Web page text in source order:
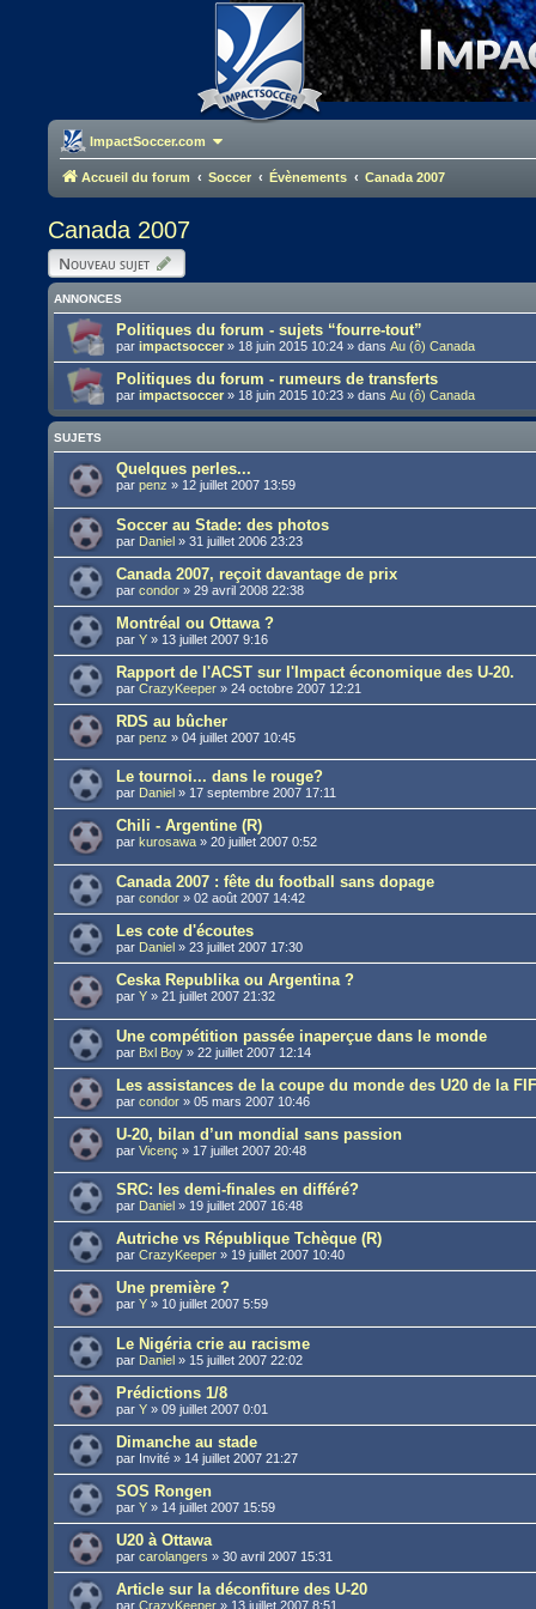
ImpactSoccer.com
Accueil du forum Soccer Évènements Canada 2007
Canada 2007
Nouveau sujet
ANNONCES
Politiques du forum - sujets “fourre-tout”
parimpactsoccer » 18 juin 2015 10:24 » dansAu (ô) Canada
Politiques du forum - rumeurs de transferts
parimpactsoccer » 18 juin 2015 10:23 » dansAu (ô) Canada
SUJETS
Quelques perles...
parpenz » 12 juillet 2007 13:59
Soccer au Stade: des photos
par Daniel »31 juillet 2006 23:23
Canada 2007, reçoit davantage de prix
parcondor »29 avril 2008 22:38
Montréal ou Ottawa ?
parY » 13 juillet 2007 9:16
Rapport de l'ACST sur l'Impact économique des U-20.
parCrazyKeeper »24 octobre 2007 12:21
RDS au bûcher
parpenz »04 juillet 2007 10:45
Le tournoi... dans le rouge?
par Daniel » 17 septembre 2007 17:11
Chili - Argentine (R)
par kurosawa »20 juillet 2007 0:52
Canada 2007 : fête du football sans dopage
parcondor »02 août 2007 14:42
Les cote d'écoutes
par Daniel »23 juillet 2007 17:30
Ceska Republika ou Argentina ?
parY »21 juillet 2007 21:32
Une compétition passée inaperçue dans le monde
par Bxl Boy »22 juillet 2007 12:14
Les assistances de la coupe du monde des U20 de la
parcondor »05 mars 2007 10:46
U-20, bilan d’un mondial sans passion
parVicenç » 17 juillet 2007 20:48
SRC: les demi-finales en différé?
par Daniel » 19 juillet 2007 16:48
Autriche vs République Tchèque (R)
parCrazyKeeper » 19 juillet 2007 10:40
Une première ?
parY » 10 juillet 2007 5:59
Le Nigéria crie au racisme
par Daniel » 15 juillet 2007 22:02
Prédictions 1/8
parY »09 juillet 2007 0:01
Dimanche au stade
par Invité » 14 juillet 2007 21:27
SOS Rongen
parY » 14 juillet 2007 15:59
U20 à Ottawa
parcarolangers »30 avril 2007 15:31
Article sur la déconfiture des U-20
parCrazyKeeper » 13 juillet 2007 8:51